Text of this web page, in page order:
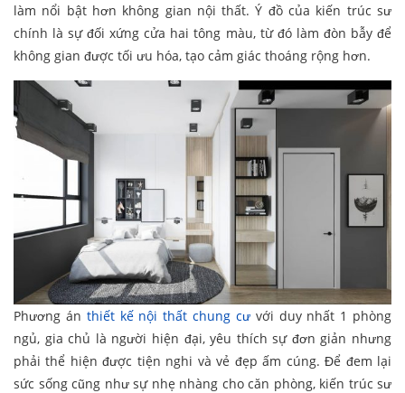
làm nổi bật hơn không gian nội thất. Ý đồ của kiến trúc sư
chính là sự đối xứng cửa hai tông màu, từ đó làm đòn bẫy để
không gian được tối ưu hóa, tạo cảm giác thoáng rộng hơn.
Phương án thiết kế nội thất chung cưvới duy nhất 1 phòng
ngủ, gia chủ là người hiện đại, yêu thích sự đơn giản nhưng
phải thể hiện được tiện nghi và vẻ đẹp ấm cúng. Để đem lại
sức sống cũng như sự nhẹ nhàng cho căn phòng, kiến trúc sư